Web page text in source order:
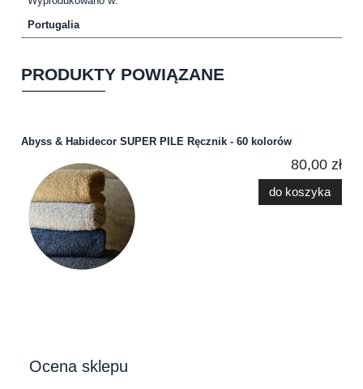
Portugalia
PRODUKTY POWIĄZANE
Abyss & Habidecor SUPER PILE Ręcznik - 60 kolorów
80,00 zł
do koszyka
Ocena sklepu